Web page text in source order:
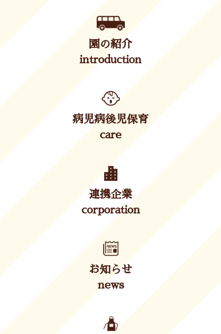
園の紹介
introduction
病児病後児保育
care
連携企業
corporation
お知らせ
news